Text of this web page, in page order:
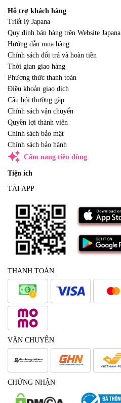
Hỗ trợ khách hàng
Triết lý Japana
Quy định bán hàng trên Website Japana
Hướng dẫn mua hàng
Chính sách đổi trả và hoàn tiền
Thời gian giao hàng
Phương thức thanh toán
Điều khoản giao dịch
Câu hỏi thường gặp
Chính sách vận chuyển
Quyền lợi thành viên
Chính sách bảo mật
Chính sách bảo hành
auto_awesome Cẩm nang tiêu dùng
Tiện ích
TẢI APP
THANH TOÁN
VẬN CHUYỂN
CHỨNG NHẬN